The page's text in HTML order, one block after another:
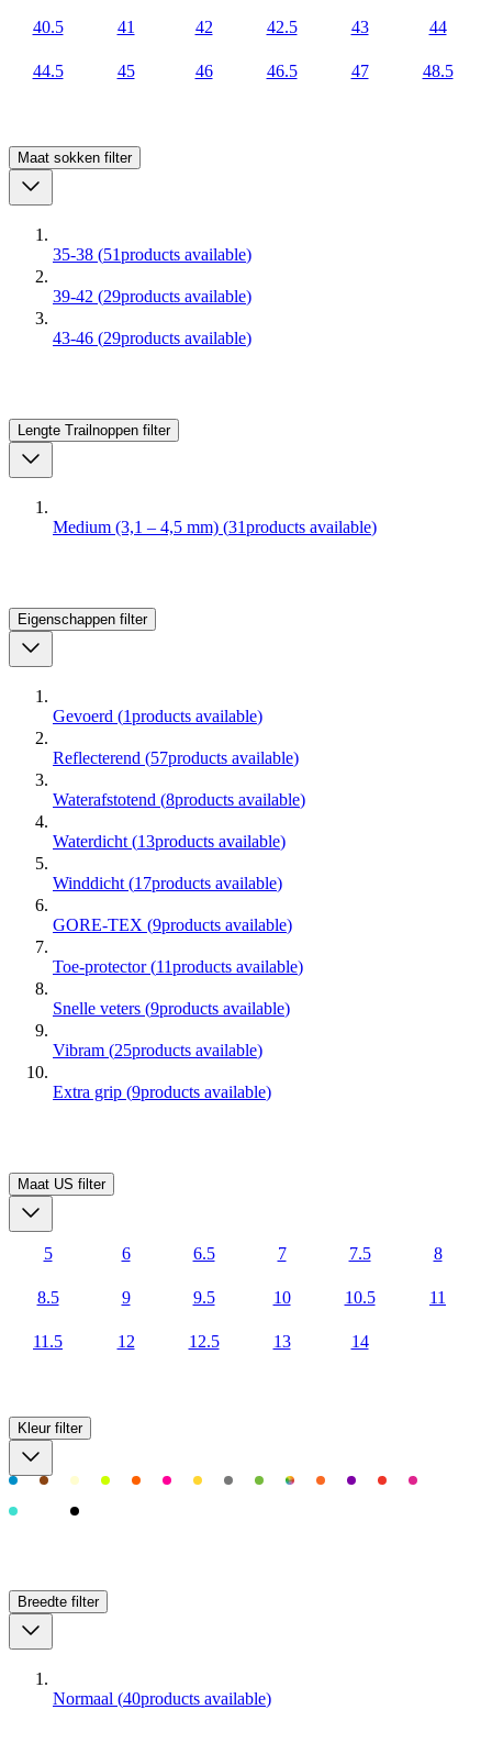
40.5 41 42 42.5 43 44
44.5 45 46 46.5 47 48.5
Maat sokken filter
35-38 (51products available)
39-42 (29products available)
43-46 (29products available)
Lengte Trailnoppen filter
Medium (3,1 – 4,5 mm) (31products available)
Eigenschappen filter
Gevoerd (1products available)
Reflecterend (57products available)
Waterafstotend (8products available)
Waterdicht (13products available)
Winddicht (17products available)
GORE-TEX (9products available)
Toe-protector (11products available)
Snelle veters (9products available)
Vibram (25products available)
Extra grip (9products available)
Maat US filter
5 6 6.5 7 7.5 8
8.5 9 9.5 10 10.5 11
11.5 12 12.5 13 14
Kleur filter
Breedte filter
Normaal (40products available)